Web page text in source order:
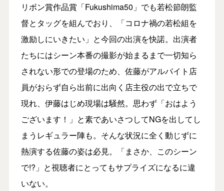
リボン賞作品賞「Fukushima50」でも若松節朗監
督とタッグを組んでおり、「コロナ禍の若松組を
激励しにいきたい」と今回の出演を快諾。出演者
たちにはシーン本番の撮影が始まるまで一切知ら
されない形での登場のため、佐藤がアルバイト店
員がおらず自ら出前に出向く店主役の出で立ちで
現れ、伊藤はじめ現場は騒然。思わず「おはよう
ございます！」と素であいさつしてNGを出してし
まうレギュラー陣も。そんな状況に全く動じずに
熱演する佐藤の姿は必見。「まさか、このシーン
で!?」と視聴者にとってもサプライズになるに違
いない。